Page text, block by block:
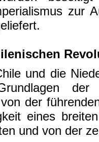
zur
und die
der
der
eines
und von der